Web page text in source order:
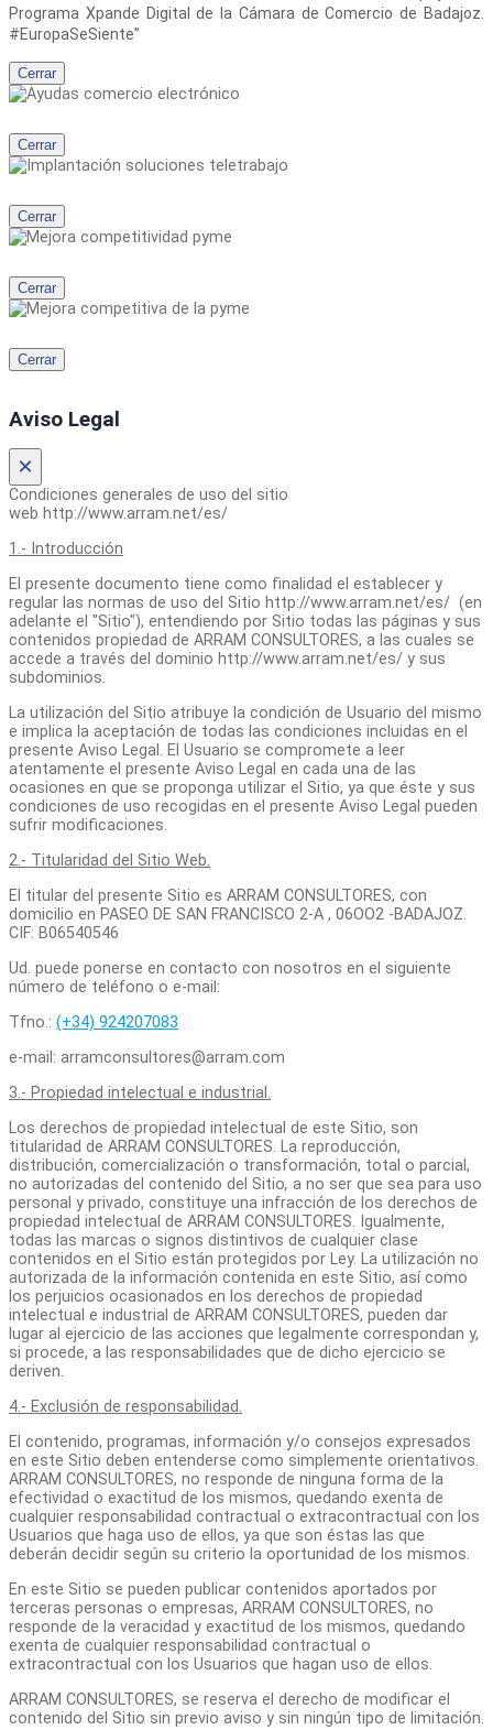
Programa Xpande Digital de la Cámara de Comercio de Badajoz.
#EuropaSeSiente”
Cerrar
Cerrar
Cerrar
Cerrar
Cerrar
Aviso Legal
×
Condiciones generales de uso del sitio
web http://www.arram.net/es/
1.- Introducción
El presente documento tiene como finalidad el establecer y
regular las normas de uso del Sitio http://www.arram.net/es/ (en
adelante el "Sitio"), entendiendo por Sitio todas las páginas y sus
contenidos propiedad de ARRAM CONSULTORES, a las cuales se
accede a través del dominio http://www.arram.net/es/ y sus
subdominios.
La utilización del Sitio atribuye la condición de Usuario del mismo
e implica la aceptación de todas las condiciones incluidas en el
presente Aviso Legal. El Usuario se compromete a leer
atentamente el presente Aviso Legal en cada una de las
ocasiones en que se proponga utilizar el Sitio, ya que éste y sus
condiciones de uso recogidas en el presente Aviso Legal pueden
sufrir modificaciones.
2.- Titularidad del Sitio Web.
El titular del presente Sitio es ARRAM CONSULTORES, con
domicilio en PASEO DE SAN FRANCISCO 2-A , 06OO2 -BADAJOZ.
CIF: B06540546
Ud. puede ponerse en contacto con nosotros en el siguiente
número de teléfono o e-mail:
Tfno.: (+34) 924207083
e-mail: arramconsultores@arram.com
3.- Propiedad intelectual e industrial.
Los derechos de propiedad intelectual de este Sitio, son
titularidad de ARRAM CONSULTORES. La reproducción,
distribución, comercialización o transformación, total o parcial,
no autorizadas del contenido del Sitio, a no ser que sea para uso
personal y privado, constituye una infracción de los derechos de
propiedad intelectual de ARRAM CONSULTORES. Igualmente,
todas las marcas o signos distintivos de cualquier clase
contenidos en el Sitio están protegidos por Ley. La utilización no
autorizada de la información contenida en este Sitio, así como
los perjuicios ocasionados en los derechos de propiedad
intelectual e industrial de ARRAM CONSULTORES, pueden dar
lugar al ejercicio de las acciones que legalmente correspondan y,
si procede, a las responsabilidades que de dicho ejercicio se
deriven.
4.- Exclusión de responsabilidad.
El contenido, programas, información y/o consejos expresados
en este Sitio deben entenderse como simplemente orientativos.
ARRAM CONSULTORES, no responde de ninguna forma de la
efectividad o exactitud de los mismos, quedando exenta de
cualquier responsabilidad contractual o extracontractual con los
Usuarios que haga uso de ellos, ya que son éstas las que
deberán decidir según su criterio la oportunidad de los mismos.
En este Sitio se pueden publicar contenidos aportados por
terceras personas o empresas, ARRAM CONSULTORES, no
responde de la veracidad y exactitud de los mismos, quedando
exenta de cualquier responsabilidad contractual o
extracontractual con los Usuarios que hagan uso de ellos.
ARRAM CONSULTORES, se reserva el derecho de modificar el
contenido del Sitio sin previo aviso y sin ningún tipo de limitación.